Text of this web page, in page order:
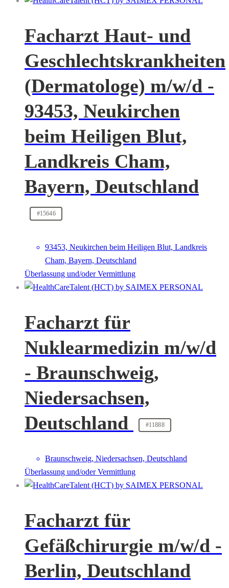
Facharzt Haut- und
Geschlechtskrankheiten
(Dermatologe) m/w/d -
93453, Neukirchen
beim Heiligen Blut,
Landkreis Cham,
Bayern, Deutschland
#15646
93453, Neukirchen beim Heiligen Blut, Landkreis
Cham, Bayern, Deutschland
Überlassung und/oder Vermittlung
Facharzt für
Nuklearmedizin m/w/d
- Braunschweig,
Niedersachsen,
Deutschland
#11888
Braunschweig, Niedersachsen, Deutschland
Überlassung und/oder Vermittlung
Facharzt für
Gefäßchirurgie m/w/d -
Berlin, Deutschland